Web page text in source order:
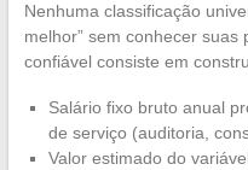
Nenhuma classificação
melhor” sem conhecer
confiável consiste em
Salário fixo bruto anual
de serviço (auditoria,
Valor estimado do